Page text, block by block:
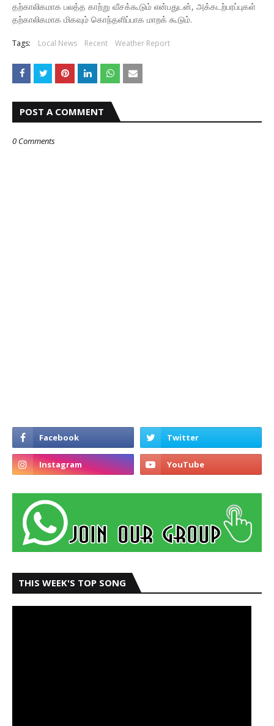
தற்காலிகமாக பலத்த காற்று வீசக்கூடும் என்பதுடன், அக்கடற்பரப்புகள்
தற்காலிகமாக மிகவும் கொந்தளிப்பாக மாறக் கூடும்.
Tags: Local News Recent Weather Report
POST A COMMENT
0 Comments
THIS WEEK'S TOP SONG